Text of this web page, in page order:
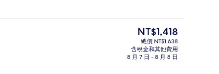
小屋, 2 張單人床 | 遮光布/窗簾、免費
目
前
的
價
NT$1,418
總價 NT$1,638
含稅金和其他費用
8 月 7 日 - 8 月 8 日